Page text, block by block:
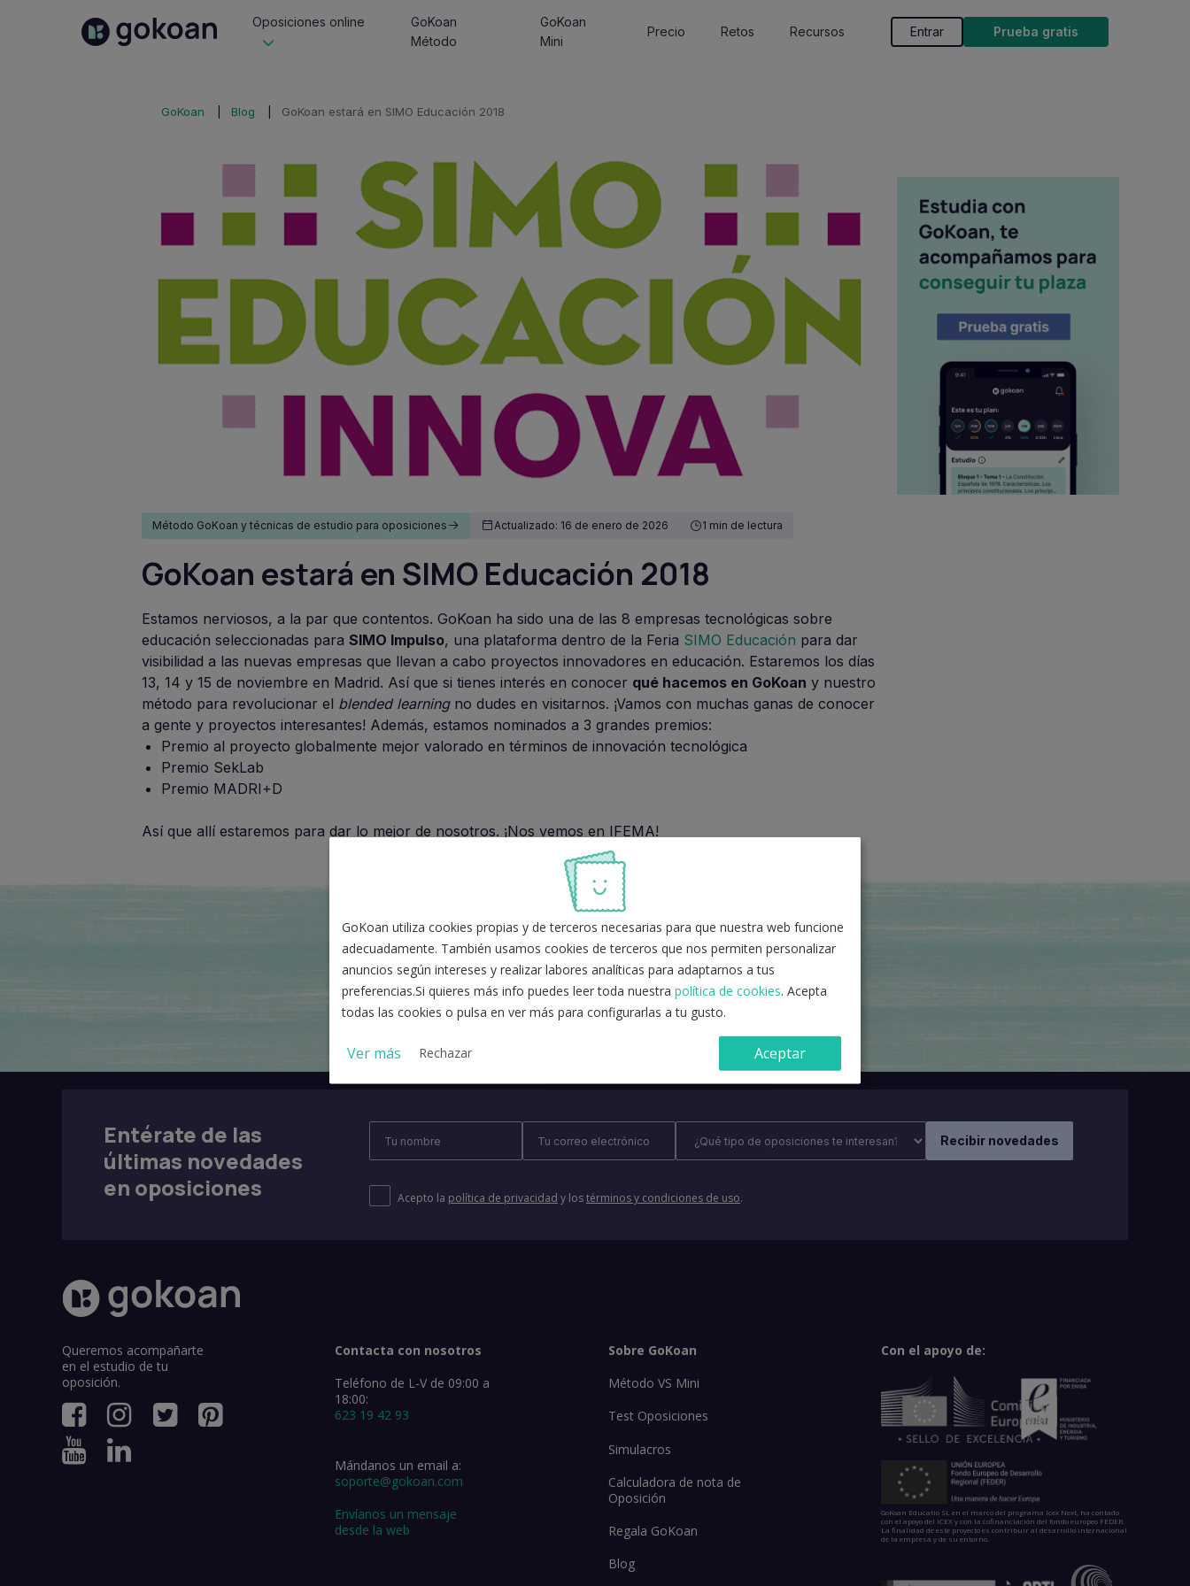
Oposiciones online
GoKoan
Método
GoKoan
Mini
Precio Retos Recursos Entrar Prueba gratis
GoKoan Blog GoKoan estará en SIMO Educación 2018
Método GoKoan y técnicas de estudio para oposiciones Actualizado: 16 de enero de 2026 1 min de lectura
GoKoan estará en SIMO Educación 2018
Estamos nerviosos, a la par que contentos. GoKoan ha sido una de las 8 empresas tecnológicas sobre
educación seleccionadas para SIMO Impulso, una plataforma dentro de la Feria SIMO Educación para dar
visibilidad a las nuevas empresas que llevan a cabo proyectos innovadores en educación. Estaremos los días
13, 14 y 15 de noviembre en Madrid. Así que si tienes interés en conocer qué hacemos en GoKoan y nuestro
método para revolucionar el blended learning no dudes en visitarnos. ¡Vamos con muchas ganas de conocer
a gente y proyectos interesantes! Además, estamos nominados a 3 grandes premios:
Premio al proyecto globalmente mejor valorado en términos de innovación tecnológica
Premio SekLab
Premio MADRI+D
Así que allí estaremos para dar lo mejor de nosotros. ¡Nos vemos en IFEMA!
¿Tienes alguna duda más?
CONTACTA CON NOSOTROS
Entérate de las
últimas novedades
en oposiciones
Acepto la política de privacidad y lostérminos y condiciones de uso.
Queremos acompañarte
en el estudio de tu
oposición.
Contacta con nosotros
Teléfono de L-V de 09:00 a
18:00:
623 19 42 93
Mándanos un email a:
soporte@gokoan.com
Envíanos un mensaje
desde la web
Sobre GoKoan
Método VS Mini
Test Oposiciones
Simulacros
Calculadora de nota de
Oposición
Regala GoKoan
Blog
Con el apoyo de:
GoKoan Educatio SL en el marco del programa Icex Next, ha contado
con el apoyo del ICEX y con la cofinanciación del fondo europeo FEDER.
La finalidad de este proyecto es contribuir al desarrollo internacional
de la empresa y de su entorno.
GoKoan utiliza cookies propias y de terceros necesarias para que nuestra web funcione
adecuadamente. También usamos cookies de terceros que nos permiten personalizar
anuncios según intereses y realizar labores analíticas para adaptarnos a tus
preferencias.Si quieres más info puedes leer toda nuestra política de cookies. Acepta
todas las cookies o pulsa en ver más para configurarlas a tu gusto.
Ver más Rechazar Aceptar